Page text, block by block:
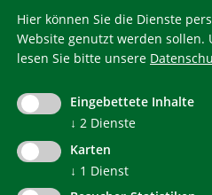
KlimaHaus ist eine
© 2022 Agentur für
Hier können Sie die Dienste
Website genutzt werden sollen.
lesen Sie bitte unsere
Eingebettete Inhalte
↓ 2 Dienste
Karten
↓ 1 Dienst